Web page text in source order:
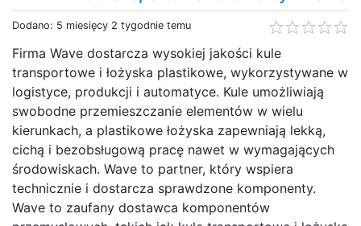
Dodano: 5 miesięcy 2 tygodnie temu
Firma Wave dostarcza wysokiej jakości kule
transportowe i łożyska plastikowe, wykorzystywane w
logistyce, produkcji i automatyce. Kule umożliwiają
swobodne przemieszczanie elementów w wielu
kierunkach, a plastikowe łożyska zapewniają lekką,
cichą i bezobsługową pracę nawet w wymagających
środowiskach. Wave to partner, który wspiera
technicznie i dostarcza sprawdzone komponenty.
Wave to zaufany dostawca komponentów